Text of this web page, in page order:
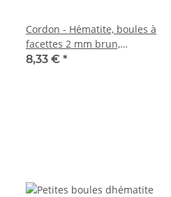
Cordon - Hématite, boules à
facettes 2 mm brun,
longueur 40 cm /4060
8,33 € *